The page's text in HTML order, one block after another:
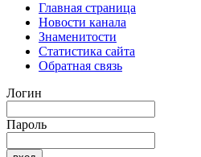
Главная страница
Новости канала
Знаменитости
Статистика сайта
Обратная связь
Логин
Пароль